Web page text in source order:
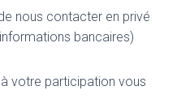
nous contacter en privé
bancaires)
votre participation vous